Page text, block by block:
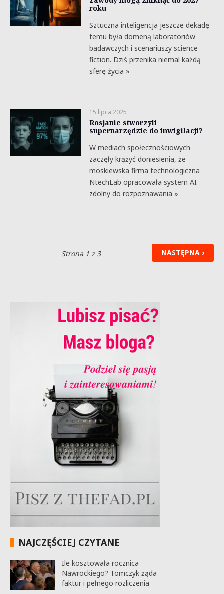
roku
Sztuczna inteligencja jeszcze dekadę
temu była domeną laboratoriów
badawczych i scenariuszy science
fiction. Dziś przenika niemal każdą
sferę życia »
15 lipca 2025
Rosjanie stworzyli
supernarzędzie do inwigilacji?
W mediach społecznościowych
zaczęły krążyć doniesienia, że
moskiewska firma technologiczna
NtechLab opracowała system AI
zdolny do rozpoznawania »
NASTĘPNA ›
Strona 1 z 3
NAJCZĘŚCIEJ CZYTANE
Ile kosztowała rocznica
Nawrockiego? Tomczyk żąda
faktur i pełnego rozliczenia